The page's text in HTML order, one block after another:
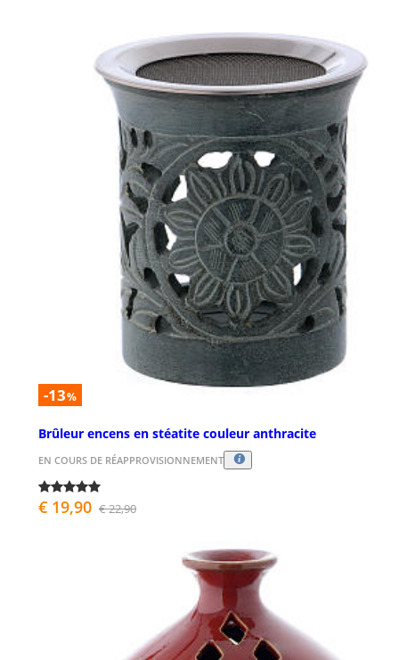
-13%
Brûleur encens en stéatite couleur anthracite
EN COURS DE RÉAPPROVISIONNEMENT
€ 19,90 € 22,90